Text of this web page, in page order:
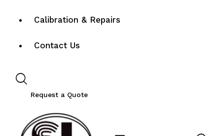
Calibration & Repairs
Contact Us
Request a Quote